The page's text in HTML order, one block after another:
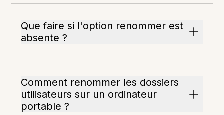
Que faire si l'option renommer est
absente ?
Comment renommer les dossiers
utilisateurs sur un ordinateur
portable ?